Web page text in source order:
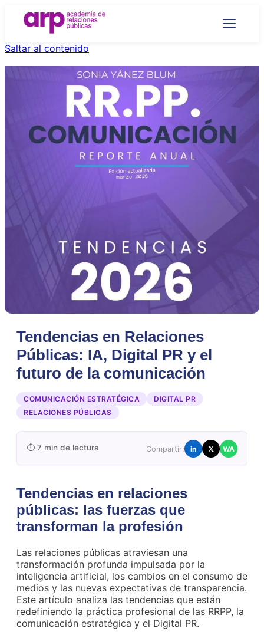
Saltar al contenido
Tendencias en Relaciones
Públicas: IA, Digital PR y el
futuro de la comunicación
COMUNICACIÓN ESTRATÉGICA
DIGITAL PR
RELACIONES PÚBLICAS
⏱ 7 min de lectura Compartir: in 𝕏 WA
Tendencias en relaciones
públicas: las fuerzas que
transforman la profesión
Las relaciones públicas atraviesan una
transformación profunda impulsada por la
inteligencia artificial, los cambios en el consumo de
medios y las nuevas expectativas de transparencia.
Este artículo analiza las tendencias que están
redefiniendo la práctica profesional de las RRPP, la
comunicación estratégica y el Digital PR.